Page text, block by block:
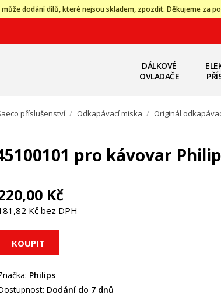
dodání dílů, které nejsou skladem, zpozdit. Děkujeme za
DÁLKOVÉ
OVLADAČE
příslušenství / Odkapávací miska / Originál
pro kávovar
Kč
Kč bez DPH
Philips
Dodání do 7 dnů